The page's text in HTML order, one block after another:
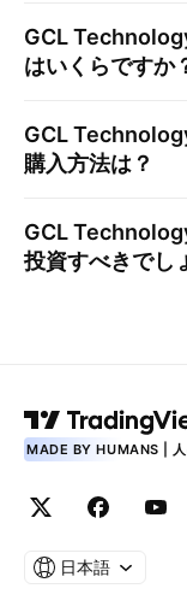
GCL
はいくらですか
GCL
購入方法は？
GCL
投資すべきでし
MADE BY HUMANS |
日本語